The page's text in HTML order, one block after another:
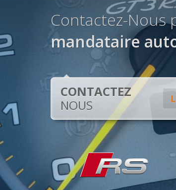
Contactez-Nous
mandataire
CONTACTEZ
NOUS